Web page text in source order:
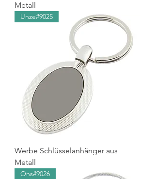
Metall
Unze#9025
Werbe Schlüsselanhänger aus
Metall
Ons#9026